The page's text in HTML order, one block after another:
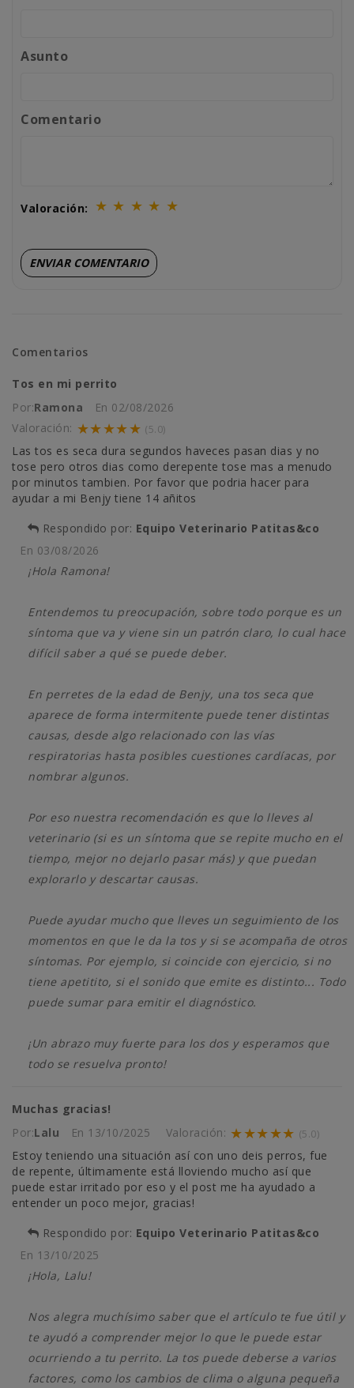
Asunto
Comentario
Valoración: ★ ★ ★ ★ ★
Comentarios
Tos en mi perrito
Por:Ramona En 02/08/2026
Valoración: ★★★★★ (5.0)
Las tos es seca dura segundos haveces pasan dias y no
tose pero otros dias como derepente tose mas a menudo
por minutos tambien. Por favor que podria hacer para
ayudar a mi Benjy tiene 14 añitos
Respondido por: Equipo Veterinario Patitas&co
En 03/08/2026
¡Hola Ramona!
Entendemos tu preocupación, sobre todo porque es un
síntoma que va y viene sin un patrón claro, lo cual hace
difícil saber a qué se puede deber.
En perretes de la edad de Benjy, una tos seca que
aparece de forma intermitente puede tener distintas
causas, desde algo relacionado con las vías
respiratorias hasta posibles cuestiones cardíacas, por
nombrar algunos.
Por eso nuestra recomendación es que lo lleves al
veterinario (si es un síntoma que se repite mucho en el
tiempo, mejor no dejarlo pasar más) y que puedan
explorarlo y descartar causas.
Puede ayudar mucho que lleves un seguimiento de los
momentos en que le da la tos y si se acompaña de otros
síntomas. Por ejemplo, si coincide con ejercicio, si no
tiene apetitito, si el sonido que emite es distinto... Todo
puede sumar para emitir el diagnóstico.
¡Un abrazo muy fuerte para los dos y esperamos que
todo se resuelva pronto!
Muchas gracias!
Por:Lalu En 13/10/2025 Valoración: ★★★★★ (5.0)
Estoy teniendo una situación así con uno deis perros, fue
de repente, últimamente está lloviendo mucho así que
puede estar irritado por eso y el post me ha ayudado a
entender un poco mejor, gracias!
Respondido por: Equipo Veterinario Patitas&co
En 13/10/2025
¡Hola, Lalu!
Nos alegra muchísimo saber que el artículo te fue útil y
te ayudó a comprender mejor lo que le puede estar
ocurriendo a tu perrito. La tos puede deberse a varios
factores, como los cambios de clima o alguna pequeña